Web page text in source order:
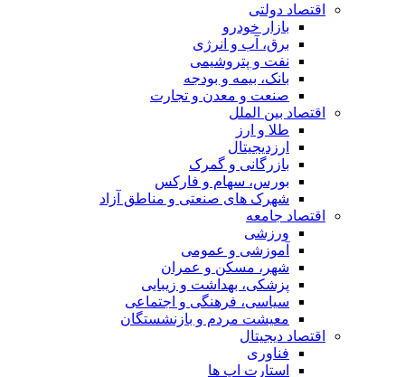
اقتصاد دولتی
بازار خودرو
برق، آب و انرژی
نفت و پتروشیمی
بانک، بیمه و بودجه
صنعت و معدن و تجارت
اقتصاد بین الملل
طلا و ارز
ارزدیجیتال
بازرگانی و گمرک
بورس، سهام و فارکس
شهرک های صنعتی و مناطق آزاد
اقتصاد جامعه
ورزشی
آموزشی و عمومی
شهر، مسکن و عمران
پزشکی، بهداشت و زیبایی
سیاسی، فرهنگی و اجتماعی
معیشت مردم و بازنشستگان
اقتصاد دیجیتال
فناوری
استارت اپ ها